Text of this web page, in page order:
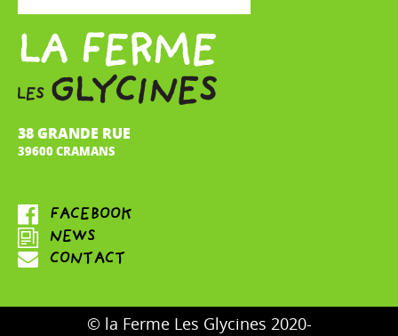
38 GRANDE RUE
39600 CRAMANS
© la Ferme Les Glycines 2020-